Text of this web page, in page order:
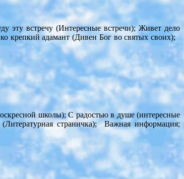
эту встречу (Интересные встречи); Живет дело
крепкий адамант (Дивен Бог во святых своих);
школы); С радостью в душе (интересные
страничка); Важная информация;